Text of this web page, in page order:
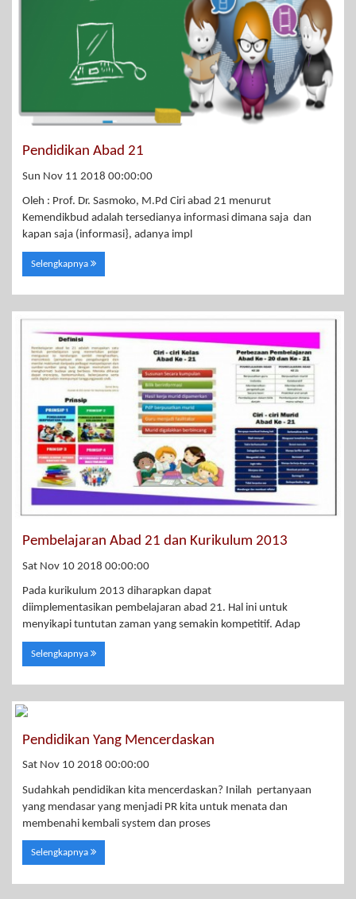
Pendidikan Abad 21
Sun Nov 11 2018 00:00:00
Oleh : Prof. Dr. Sasmoko, M.Pd Ciri abad 21 menurut
Kemendikbud adalah tersedianya informasi dimana saja dan
kapan saja (informasi}, adanya impl
Selengkapnya
Pembelajaran Abad 21 dan Kurikulum 2013
Sat Nov 10 2018 00:00:00
Pada kurikulum 2013 diharapkan dapat
diimplementasikan pembelajaran abad 21. Hal ini untuk
menyikapi tuntutan zaman yang semakin kompetitif. Adap
Selengkapnya
Pendidikan Yang Mencerdaskan
Sat Nov 10 2018 00:00:00
Sudahkah pendidikan kita mencerdaskan? Inilah pertanyaan
yang mendasar yang menjadi PR kita untuk menata dan
membenahi kembali system dan proses
Selengkapnya